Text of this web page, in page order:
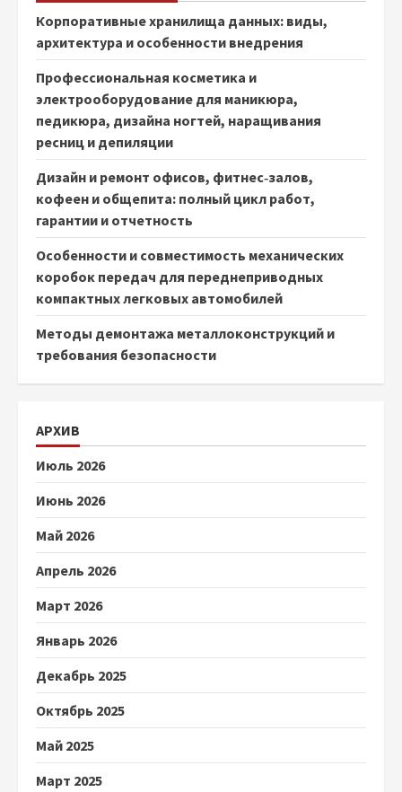
Корпоративные хранилища данных: виды,
архитектура и особенности внедрения
Профессиональная косметика и
электрооборудование для маникюра,
педикюра, дизайна ногтей, наращивания
ресниц и депиляции
Дизайн и ремонт офисов, фитнес‑залов,
кофеен и общепита: полный цикл работ,
гарантии и отчетность
Особенности и совместимость механических
коробок передач для переднеприводных
компактных легковых автомобилей
Методы демонтажа металлоконструкций и
требования безопасности
АРХИВ
Июль 2026
Июнь 2026
Май 2026
Апрель 2026
Март 2026
Январь 2026
Декабрь 2025
Октябрь 2025
Май 2025
Март 2025